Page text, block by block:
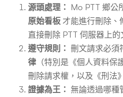
源頭處理： Mo PTT 鄉公
原始看板 才能進行刪除、
直接刪除 PTT 伺服器上的
遵守規則： 刪文請求必須
律 （特別是《個人資料
刪除請求權，以及《刑法
證據為王： 無論透過哪種